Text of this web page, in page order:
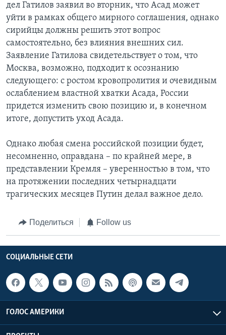
дел Гатилов заявил во вторник, что Асад может
уйти в рамках общего мирного соглашения, однако
сирийцы должны решить этот вопрос
самостоятельно, без влияния внешних сил.
Заявление Гатилова свидетельствует о том, что
Москва, возможно, подходит к осознанию
следующего: с ростом кровопролития и очевидным
ослаблением властной хватки Асада, России
придется изменить свою позицию и, в конечном
итоге, допустить уход Асада.
Однако любая смена российской позиции будет,
несомненно, оправдана – по крайней мере, в
представлении Кремля – уверенностью в том, что
на протяжении последних четырнадцати
трагических месяцев Путин делал важное дело.
Поделиться Follow us
СОЦИАЛЬНЫЕ СЕТИ
ГОЛОС АМЕРИКИ